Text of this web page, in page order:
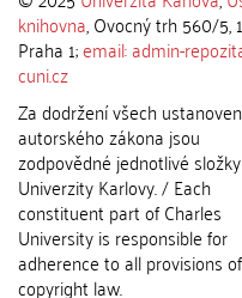
knihovna, Ovocný trh 560/5,
Praha 1;email: admin-
cuni.cz
Za dodržení všech
autorského zákona jsou
zodpovědné jednotlivé složky
Univerzity Karlovy. / Each
constituent part of Charles
University is responsible for
adherence to all provisions
copyright law.